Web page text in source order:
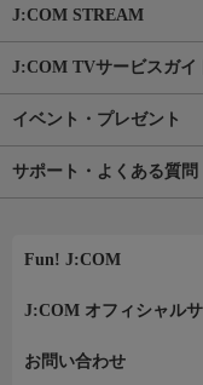
J:COM STREAM
J:COM TVサービスガイ
イベント・プレゼント
サポート・よくある質問
Fun! J:COM
J:COM オフィシャルサ
お問い合わせ